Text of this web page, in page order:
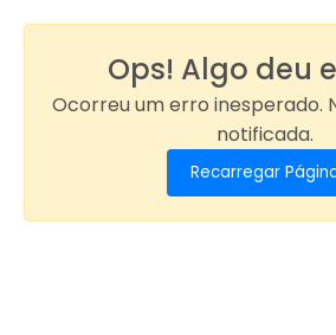
Ops! Algo deu
Ocorreu um erro inesperado.
notificada.
Recarregar